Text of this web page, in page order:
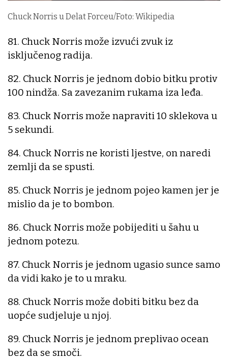
Chuck Norris u Delat Forceu/Foto: Wikipedia
81. Chuck Norris može izvući zvuk iz
isključenog radija.
82. Chuck Norris je jednom dobio bitku protiv
100 nindža. Sa zavezanim rukama iza leđa.
83. Chuck Norris može napraviti 10 sklekova u
5 sekundi.
84. Chuck Norris ne koristi ljestve, on naredi
zemlji da se spusti.
85. Chuck Norris je jednom pojeo kamen jer je
mislio da je to bombon.
86. Chuck Norris može pobijediti u šahu u
jednom potezu.
87. Chuck Norris je jednom ugasio sunce samo
da vidi kako je to u mraku.
88. Chuck Norris može dobiti bitku bez da
uopće sudjeluje u njoj.
89. Chuck Norris je jednom preplivao ocean
bez da se smoči.